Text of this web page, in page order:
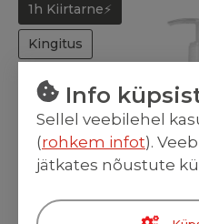
1h Kiirtarne⚡
Kingitus
Info
Sellel veebilehel
(rohkem infot).
jätkates nõustute